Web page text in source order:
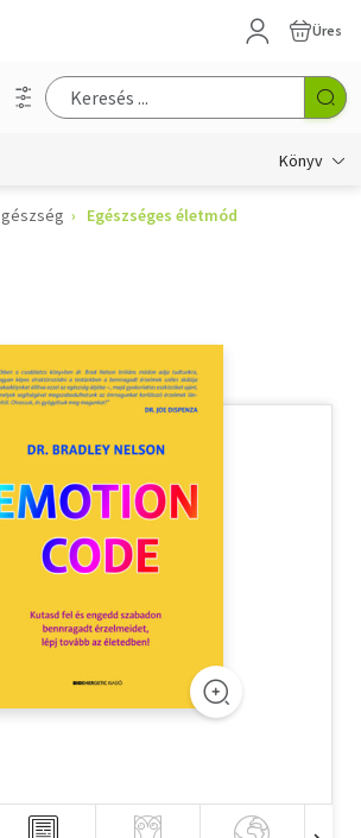
Üres
Könyv
Egészséges életmód